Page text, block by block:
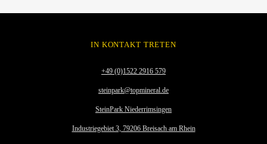
IN KONTAKT TRETEN
+49 (0)1522 2916 579
steinpark@topmineral.de
SteinPark Niederrimsingen
Industriegebiet 3, 79206 Breisach am Rhein